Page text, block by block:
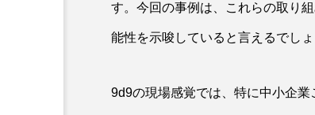
す。今回の事例は、これらの取り
能性を示唆していると言えるでしょ
9d9の現場感覚では、特に中小企